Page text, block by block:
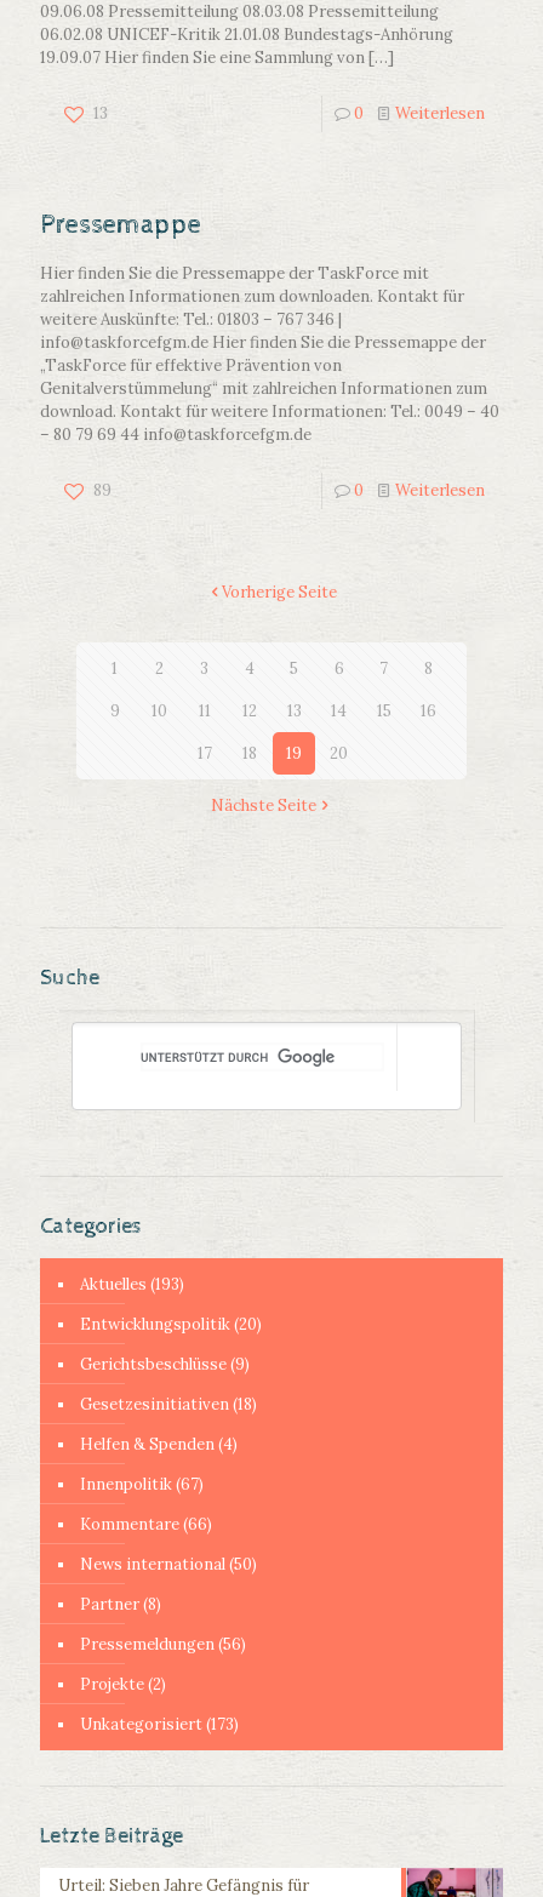
09.06.08 Pressemitteilung 08.03.08 Pressemitteilung
06.02.08 UNICEF-Kritik 21.01.08 Bundestags-Anhörung
19.09.07 Hier finden Sie eine Sammlung von[…]
13 0 Weiterlesen
Pressemappe
Hier finden Sie die Pressemappe der TaskForce mit
zahlreichen Informationen zum downloaden. Kontakt für
weitere Auskünfte: Tel.: 01803 – 767 346 |
info@taskforcefgm.de Hier finden Sie die Pressemappe der
„TaskForce für effektive Prävention von
Genitalverstümmelung“ mit zahlreichen Informationen zum
download. Kontakt für weitere Informationen: Tel.: 0049 – 40
– 80 79 69 44 info@taskforcefgm.de
89 0 Weiterlesen
Vorherige Seite
1 2 3 4 5 6 7 8
9 10 11 12 13 14 15 16
17 18 19 20
Nächste Seite
Suche
Categories
Aktuelles (193)
Entwicklungspolitik(20)
Gerichtsbeschlüsse(9)
Gesetzesinitiativen(18)
Helfen & Spenden(4)
Innenpolitik(67)
Kommentare(66)
News international(50)
Partner(8)
Pressemeldungen(56)
Projekte(2)
Unkategorisiert(173)
Letzte Beiträge
Urteil: Sieben Jahre Gefängnis für